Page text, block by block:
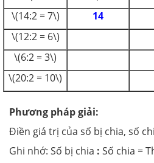
\(14:2 = 7\)
14
\(12:2 = 6\)
\(6:2 = 3\)
\(20:2 = 10\)
Phương pháp giải:
Điền giá trị của số bị chia, số
Ghi nhớ: Số bị chia : Số chia =